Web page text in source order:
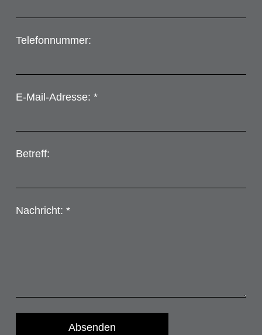
Telefonnummer:
E-Mail-Adresse: *
Betreff:
Nachricht: *
Absenden